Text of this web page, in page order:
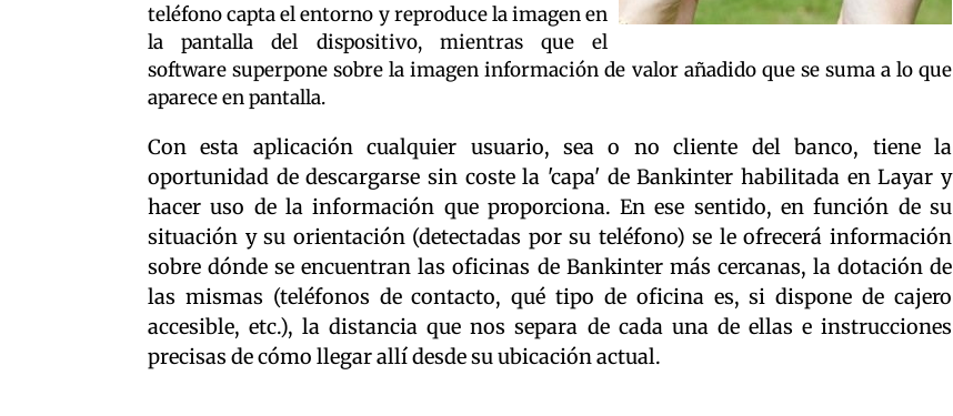
teléfono capta el entorno y reproduce la imagen en
la pantalla del dispositivo, mientras que el
software superpone sobre la imagen información de valor añadido que se suma a lo que
aparece en pantalla.
Con esta aplicación cualquier usuario, sea o no cliente del banco, tiene la
oportunidad de descargarse sin coste la 'capa' de Bankinter habilitada en Layar y
hacer uso de la información que proporciona. En ese sentido, en función de su
situación y su orientación (detectadas por su teléfono) se le ofrecerá información
sobre dónde se encuentran las oficinas de Bankinter más cercanas, la dotación de
las mismas (teléfonos de contacto, qué tipo de oficina es, si dispone de cajero
accesible, etc.), la distancia que nos separa de cada una de ellas e instrucciones
precisas de cómo llegar allí desde su ubicación actual.